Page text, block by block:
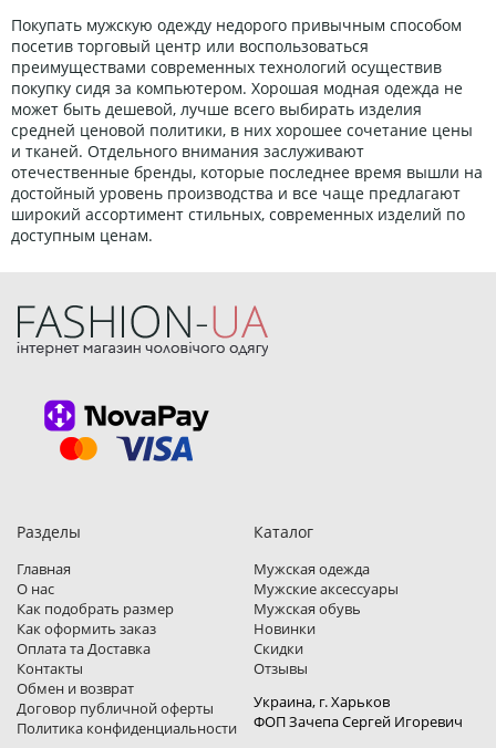
Покупать мужскую одежду недорого привычным способом
посетив торговый центр или воспользоваться
преимуществами современных технологий осуществив
покупку сидя за компьютером. Хорошая модная одежда не
может быть дешевой, лучше всего выбирать изделия
средней ценовой политики, в них хорошее сочетание цены
и тканей. Отдельного внимания заслуживают
отечественные бренды, которые последнее время вышли на
достойный уровень производства и все чаще предлагают
широкий ассортимент стильных, современных изделий по
доступным ценам.
Разделы
Главная
О нас
Как подобрать размер
Как оформить заказ
Оплата та Доставка
Контакты
Обмен и возврат
Договор публичной оферты
Политика конфиденциальности
Каталог
Мужская одежда
Мужские аксессуары
Мужская обувь
Новинки
Скидки
Отзывы
Украина, г. Харьков
ФОП Зачепа Сергей Игоревич